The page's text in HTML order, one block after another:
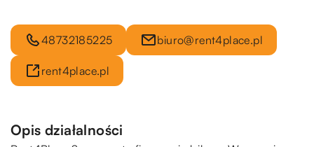
48732185225 biuro@rent4place.pl
rent4place.pl
Opis działalności